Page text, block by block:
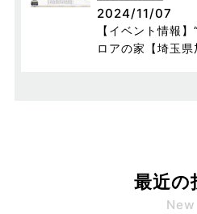
2024/11/07
【イベント情報
ロアの家【埼玉県
最近の
New